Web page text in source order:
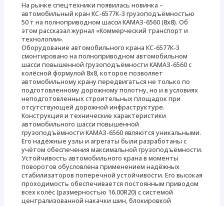
На рынке спецтехники появилась новинка –
автомобильный кран КС-6577К-3 грузоподъёмностью
50 т на полноприводном шасси КАМАЗ-6560 (8х8). Об
этом рассказал журнал «Коммерческий транспорт и
технологии».
Оборудование автомобильного крана КС-6577К-3
смонтировано на полноприводном автомобильном
шасси повышенной грузоподъёмности КАМАЗ-6560 с
колёсной формулой 8х8, которое позволяет
автомобильному крану передвигаться не только по
подготовленному дорожному полотну, но и в условиях
неподготовленных строительных площадок при
отсутствующей дорожной инфраструктуре.
Конструкция и технические характеристики
автомобильного шасси повышенной
грузоподъёмности КАМАЗ-6560 являются уникальными.
Его надёжные узлы и агрегаты были разработаны с
учётом обеспечения максимальной грузоподъёмности.
Устойчивость автомобильного крана в моменты
поворотов обусловлена применением надёжных
стабилизаторов поперечной устойчивости. Его высокая
проходимость обеспечивается постоянным приводом
всех колёс (размерностью 16.00R20) с системой
централизованной накачки шин, блокировкой